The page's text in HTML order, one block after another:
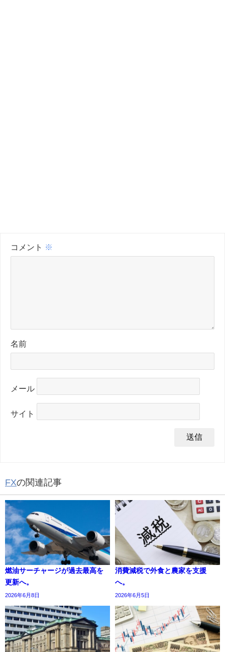
コメント ※
名前
メール
サイト
FXの関連記事
燃油サーチャージが過去最高を
更新へ。
2026年6月8日
消費減税で外食と農家を支援
へ。
2026年6月5日